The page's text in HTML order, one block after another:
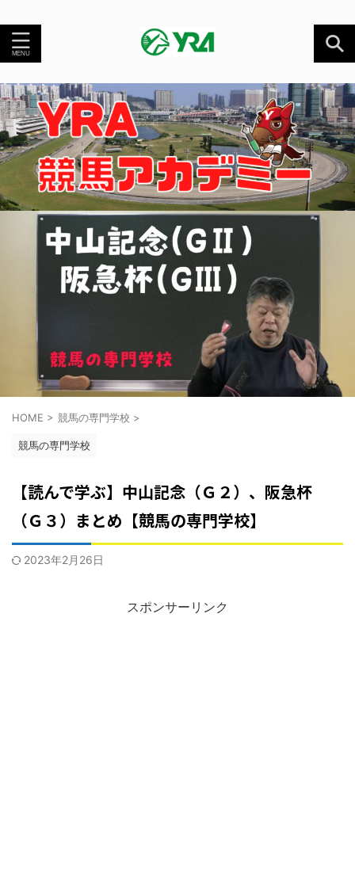
HOME > 競馬の専門学校 >
競馬の専門学校
【読んで学ぶ】中山記念（Ｇ２）、阪急杯
（Ｇ３）まとめ【競馬の専門学校】
2023年2月26日
スポンサーリンク